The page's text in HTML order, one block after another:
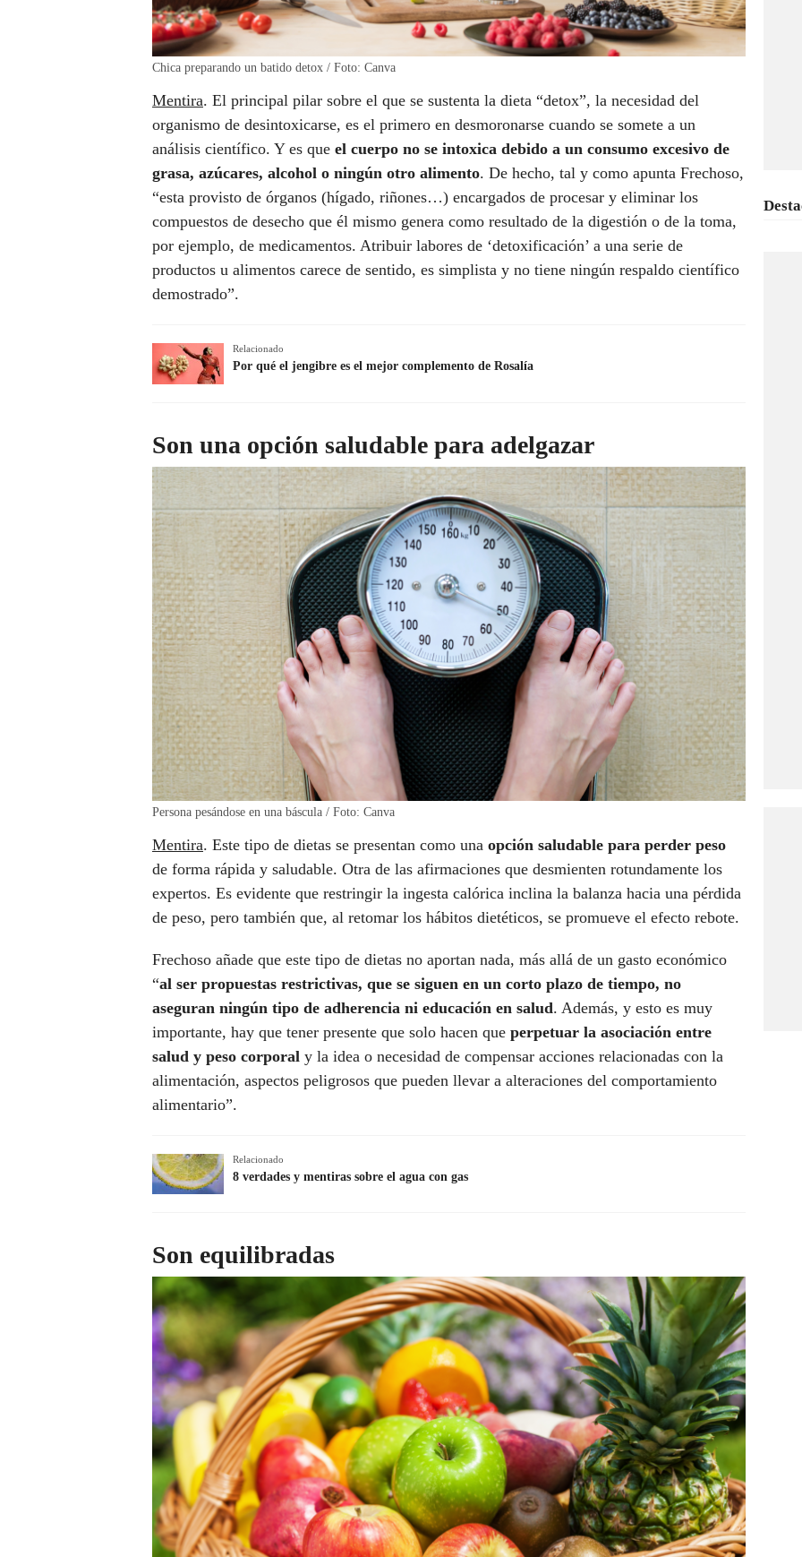
Chica preparando un batido detox / Foto: Canva
Mentira. El principal pilar sobre el que se sustenta la dieta “detox”, la necesidad del
organismo de desintoxicarse, es el primero en desmoronarse cuando se somete a un
análisis científico. Y es que el cuerpo no se intoxica debido a un consumo excesivo de
grasa, azúcares, alcohol o ningún otro alimento. De hecho, tal y como apunta Frechoso,
“esta provisto de órganos (hígado, riñones…) encargados de procesar y eliminar los
compuestos de desecho que él mismo genera como resultado de la digestión o de la toma,
por ejemplo, de medicamentos. Atribuir labores de ‘detoxificación’ a una serie de
productos u alimentos carece de sentido, es simplista y no tiene ningún respaldo científico
demostrado”.
Relacionado
Por qué el jengibre es el mejor complemento de Rosalía
Son una opción saludable para adelgazar
Persona pesándose en una báscula / Foto: Canva
Mentira. Este tipo de dietas se presentan como una opción saludable para perder peso
de forma rápida y saludable. Otra de las afirmaciones que desmienten rotundamente los
expertos. Es evidente que restringir la ingesta calórica inclina la balanza hacia una pérdida
de peso, pero también que, al retomar los hábitos dietéticos, se promueve el efecto rebote.
Frechoso añade que este tipo de dietas no aportan nada, más allá de un gasto económico
“al ser propuestas restrictivas, que se siguen en un corto plazo de tiempo, no
aseguran ningún tipo de adherencia ni educación en salud. Además, y esto es muy
importante, hay que tener presente que solo hacen que perpetuar la asociación entre
salud y peso corporal y la idea o necesidad de compensar acciones relacionadas con la
alimentación, aspectos peligrosos que pueden llevar a alteraciones del comportamiento
alimentario”.
Relacionado
8 verdades y mentiras sobre el agua con gas
Son equilibradas